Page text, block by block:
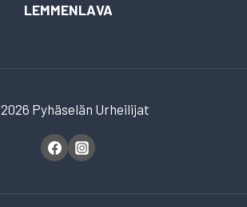
LEMMENLAVA
Pyhäselän Urheilijat